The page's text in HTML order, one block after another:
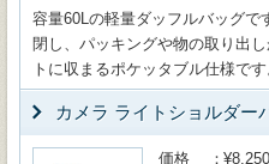
容量60Lの軽量ダッフルバッグで
閉し、パッキングや物の取り出
トに収まるポケッタブル仕様です
カメラ ライトショルダー
価格